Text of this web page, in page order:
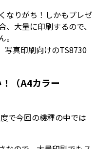
なりがち！しかもプレゼ
大量に印刷するので、
写真印刷向けのTS8730
（A4カラー
で今回の機種の中では